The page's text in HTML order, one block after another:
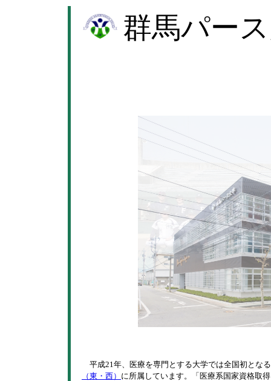
群馬パー
平成21年、医療を専門とする大学では全国初とな
（東・西） に所属しています。「医療系国家資格取